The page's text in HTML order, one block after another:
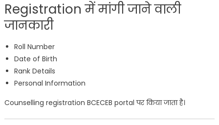
Registration में मांगी जाने वाली
जानकारी
Roll Number
Date of Birth
Rank Details
Personal Information
Counselling registration BCECEB portal पर किया जाता है।